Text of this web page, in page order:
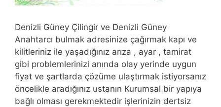
Denizli Güney Çilingir ve Denizli Güney
Anahtarcı bulmak adresinize çağırmak kapı ve
kilitleriniz ile yaşadığınız arıza , ayar , tamirat
gibi problemlerinizi anında olay yerinde uygun
fiyat ve şartlarda çözüme ulaştırmak istiyorsanız
öncelikle aradığınız ustanın Kurumsal bir yapıya
bağlı olması gerekmektedir işlerinizin dertsiz